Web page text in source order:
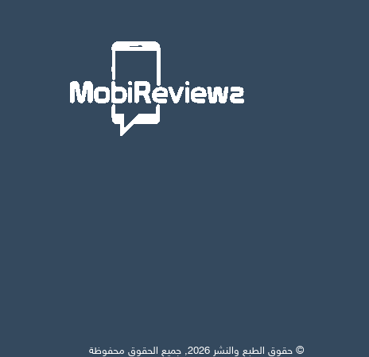
© حقوق الطبع والنشر 2026, جميع الحقوق محفوظة